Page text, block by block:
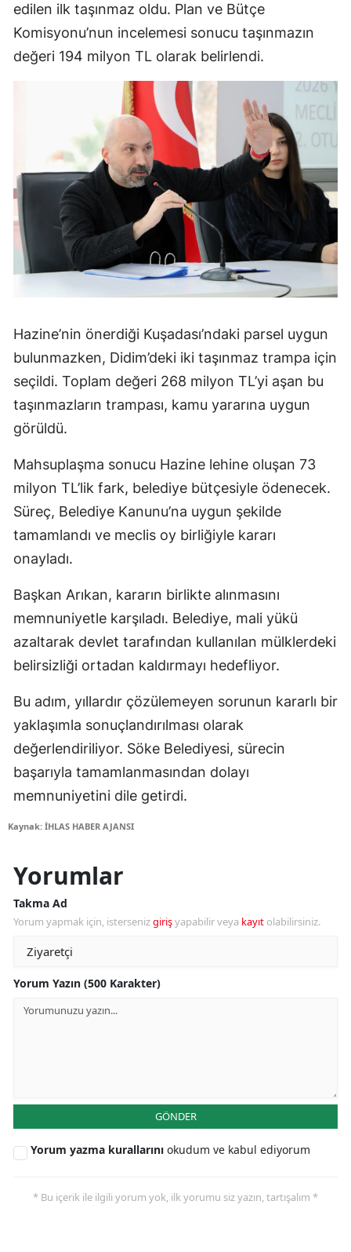
edilen ilk taşınmaz oldu. Plan ve Bütçe
Komisyonu’nun incelemesi sonucu taşınmazın
değeri 194 milyon TL olarak belirlendi.
Hazine’nin önerdiği Kuşadası’ndaki parsel uygun
bulunmazken, Didim’deki iki taşınmaz trampa için
seçildi. Toplam değeri 268 milyon TL’yi aşan bu
taşınmazların trampası, kamu yararına uygun
görüldü.
Mahsuplaşma sonucu Hazine lehine oluşan 73
milyon TL’lik fark, belediye bütçesiyle ödenecek.
Süreç, Belediye Kanunu’na uygun şekilde
tamamlandı ve meclis oy birliğiyle kararı
onayladı.
Başkan Arıkan, kararın birlikte alınmasını
memnuniyetle karşıladı. Belediye, mali yükü
azaltarak devlet tarafından kullanılan mülklerdeki
belirsizliği ortadan kaldırmayı hedefliyor.
Bu adım, yıllardır çözülemeyen sorunun kararlı bir
yaklaşımla sonuçlandırılması olarak
değerlendiriliyor. Söke Belediyesi, sürecin
başarıyla tamamlanmasından dolayı
memnuniyetini dile getirdi.
Kaynak: İHLAS HABER AJANSI
Yorumlar
Takma Ad
Yorum yapmak için, istersenizgirişyapabilir veya kayıt olabilirsiniz.
Yorum Yazın (500 Karakter)
GÖNDER
Yorum yazma kurallarını okudum ve kabul ediyorum
* Bu içerik ile ilgili yorum yok, ilk yorumu siz yazın, tartışalım *